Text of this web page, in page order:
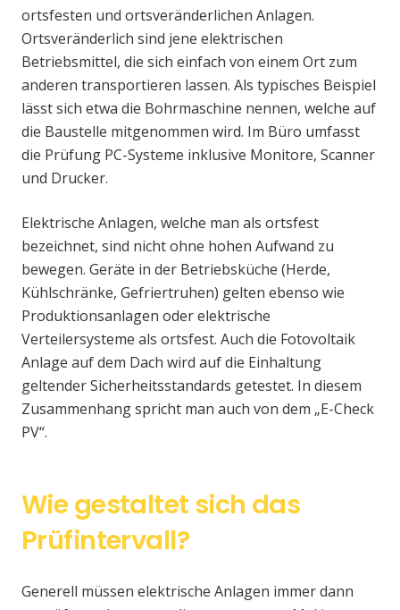
ortsfesten und ortsveränderlichen Anlagen.
Ortsveränderlich sind jene elektrischen
Betriebsmittel, die sich einfach von einem Ort zum
anderen transportieren lassen. Als typisches Beispiel
lässt sich etwa die Bohrmaschine nennen, welche auf
die Baustelle mitgenommen wird. Im Büro umfasst
die Prüfung PC-Systeme inklusive Monitore, Scanner
und Drucker.
Elektrische Anlagen, welche man als ortsfest
bezeichnet, sind nicht ohne hohen Aufwand zu
bewegen. Geräte in der Betriebsküche (Herde,
Kühlschränke, Gefriertruhen) gelten ebenso wie
Produktionsanlagen oder elektrische
Verteilersysteme als ortsfest. Auch die Fotovoltaik
Anlage auf dem Dach wird auf die Einhaltung
geltender Sicherheitsstandards getestet. In diesem
Zusammenhang spricht man auch von dem „E-Check
PV“.
Wie gestaltet sich das
Prüfintervall?
Generell müssen elektrische Anlagen immer dann